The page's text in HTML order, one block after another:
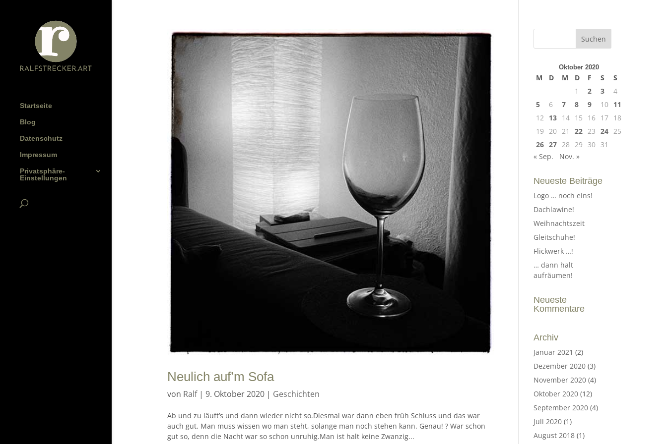
Startseite
Blog
Datenschutz
Impressum
Privatsphäre-
Einstellungen
Neulich auf’m Sofa
von Ralf| 9. Oktober 2020| Geschichten
Ab und zu läuft’s und dann wieder nicht so.Diesmal war dann eben früh Schluss und das war
auch gut. Man muss wissen wo man steht, solange man noch stehen kann. Genau! ? War schon
gut so, denn die Nacht war so schon unruhig.Man ist halt keine Zwanzig...
Oktober 2020
M D M D F S
S
1
2 3
4
5
6 7 8 9 10 11
12
13 14 15 16 17 18
19 20 21 22 23 24 25
26 27 28 29 30 31
« Sep.
Nov. »
Neueste Beiträge
Logo … noch eins!
Dachlawine!
Weihnachtszeit
Gleitschuhe!
Flickwerk …!
… dann halt
aufräumen!
Neueste
Kommentare
Archiv
Januar 2021 (2)
Dezember 2020 (3)
November 2020 (4)
Oktober 2020 (12)
September 2020 (4)
Juli 2020 (1)
August 2018 (1)